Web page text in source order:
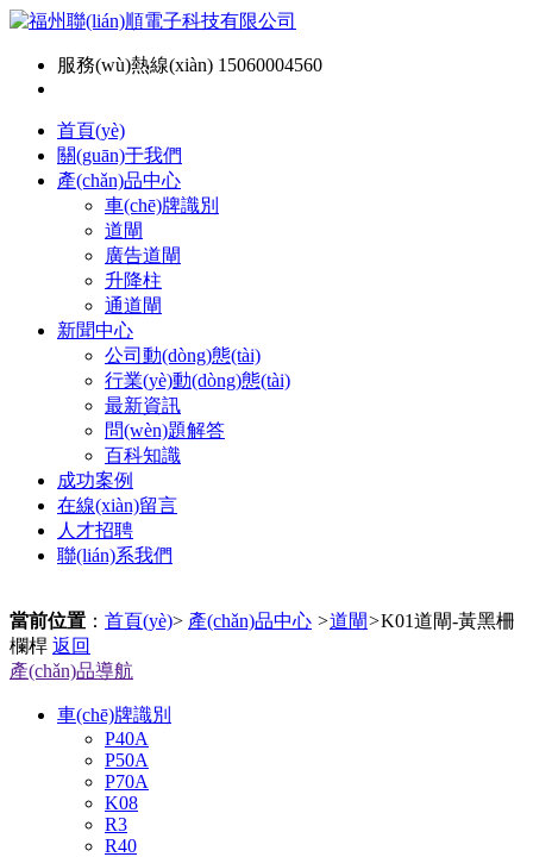
服務(wù)熱線(xiàn) 15060004560
首頁(yè)
關(guān)于我們
產(chǎn)品中心
車(chē)牌識別
道閘
廣告道閘
升降柱
通道閘
新聞中心
公司動(dòng)態(tài)
行業(yè)動(dòng)態(tài)
最新資訊
問(wèn)題解答
百科知識
成功案例
在線(xiàn)留言
人才招聘
聯(lián)系我們
當前位置 ： 首頁(yè)> 產(chǎn)品中心 >道閘>K01道閘-黃黑柵
欄桿 返回
產(chǎn)品導航
車(chē)牌識別
P40A
P50A
P70A
K08
R3
R40